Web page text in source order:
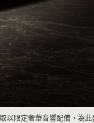
以限定奢華音響配備，為